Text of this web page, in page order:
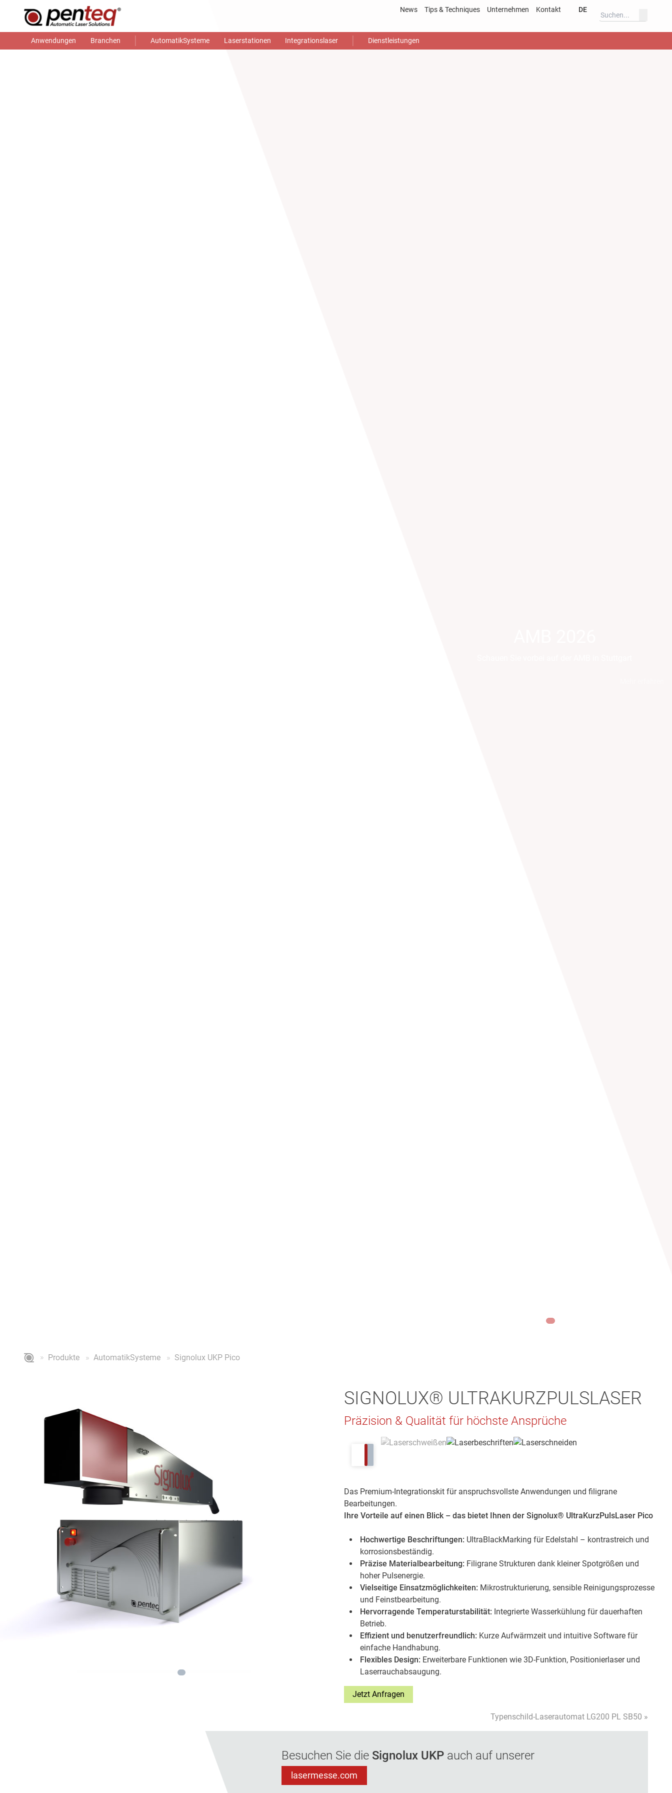
News Tips & Techniques Unternehmen Kontakt DE
Anwendungen Branchen AutomatikSysteme Laserstationen Integrationslaser Dienstleistungen
Produkte AutomatikSysteme Signolux UKP Pico
SIGNOLUX® ULTRAKURZPULSLASER
Präzision & Qualität für höchste Ansprüche
Das Premium-Integrationskit für anspruchsvollste Anwendungen und filigrane
Bearbeitungen.
Ihre Vorteile auf einen Blick – das bietet Ihnen der Signolux® UltraKurzPulsLaser Pico
Hochwertige Beschriftungen: UltraBlackMarking für Edelstahl – kontrastreich und
korrosionsbeständig.
Präzise Materialbearbeitung: Filigrane Strukturen dank kleiner Spotgrößen und
hoher Pulsenergie.
Vielseitige Einsatzmöglichkeiten: Mikrostrukturierung, sensible Reinigungsprozesse
und Feinstbearbeitung.
Hervorragende Temperaturstabilität: Integrierte Wasserkühlung für dauerhaften
Betrieb.
Effizient und benutzerfreundlich: Kurze Aufwärmzeit und intuitive Software für
einfache Handhabung.
Flexibles Design: Erweiterbare Funktionen wie 3D-Funktion, Positionierlaser und
Laserrauchabsaugung.
Jetzt Anfragen
Typenschild-Laserautomat LG200 PL SB50 »
Besuchen Sie die Signolux UKP auch auf unserer
lasermesse.com